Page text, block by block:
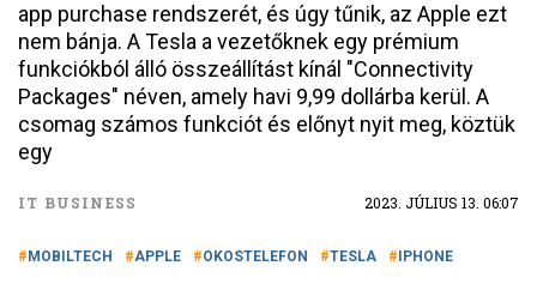
app purchase rendszerét, és úgy tűnik, az Apple ezt
nem bánja. A Tesla a vezetőknek egy prémium
funkciókból álló összeállítást kínál "Connectivity
Packages" néven, amely havi 9,99 dollárba kerül. A
csomag számos funkciót és előnyt nyit meg, köztük
egy
IT BUSINESS 2023. JÚLIUS 13. 06:07
MOBILTECH APPLE OKOSTELEFON TESLA IPHONE